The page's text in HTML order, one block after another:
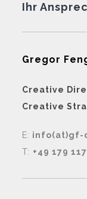
Ihr
Gregor
Creative
Creative
E: info(at)gf-
T: +49 179